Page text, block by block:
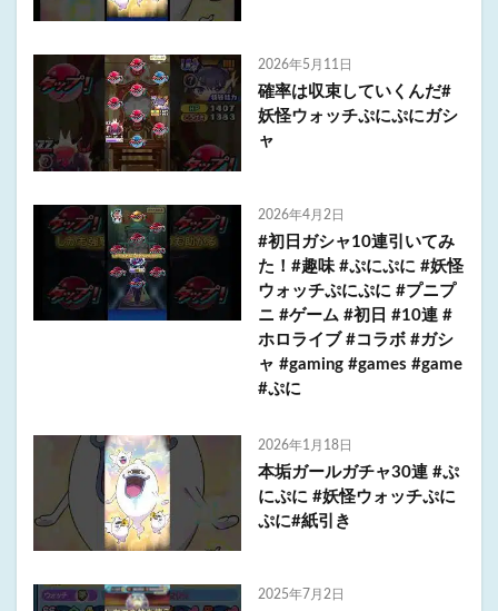
2026年5月11日
確率は収束していくんだ#
妖怪ウォッチぷにぷにガシ
ャ
2026年4月2日
#初日ガシャ10連引いてみ
た！#趣味 #ぷにぷに #妖怪
ウォッチぷにぷに #プニプ
ニ #ゲーム #初日 #10連 #
ホロライブ #コラボ #ガシ
ャ #gaming #games #game
#ぷに
2026年1月18日
本垢ガールガチャ30連 #ぷ
にぷに #妖怪ウォッチぷに
ぷに#紙引き
2025年7月2日